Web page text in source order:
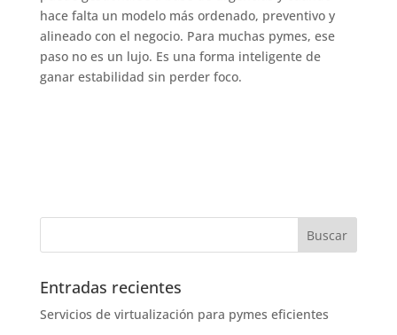
hace falta un modelo más ordenado, preventivo y
alineado con el negocio. Para muchas pymes, ese
paso no es un lujo. Es una forma inteligente de
ganar estabilidad sin perder foco.
Entradas recientes
Servicios de virtualización para pymes eficientes